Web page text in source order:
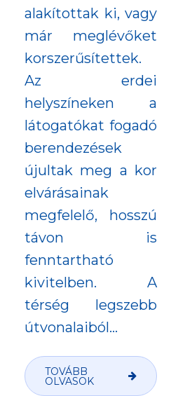
alakítottak ki, vagy
már meglévőket
korszerűsítettek.
Az erdei
helyszíneken a
látogatókat fogadó
berendezések
újultak meg a kor
elvárásainak
megfelelő, hosszú
távon is
fenntartható
kivitelben. A
térség legszebb
útvonalaiból...
TOVÁBB
OLVASOK